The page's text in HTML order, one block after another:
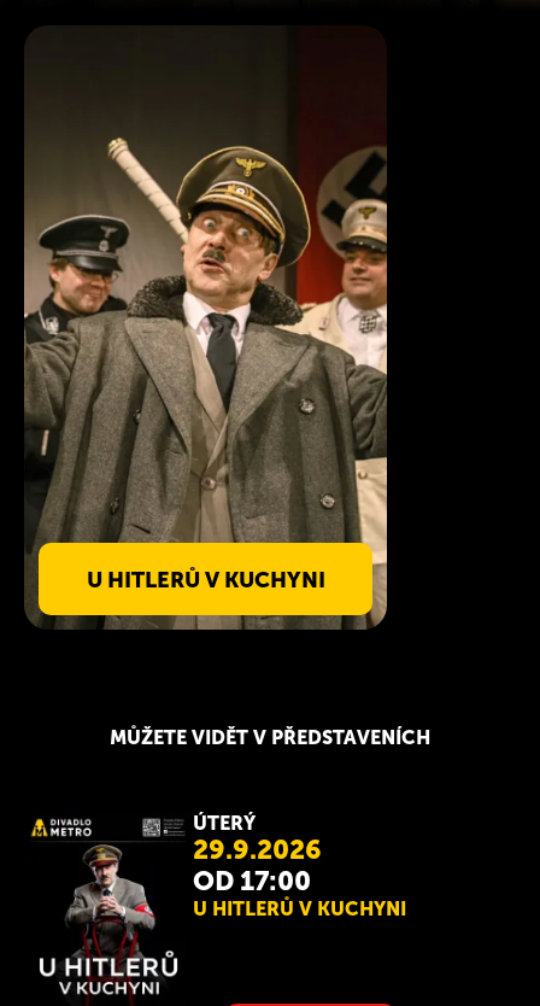
U HITLERŮ V KUCHYNI
MŮŽETE VIDĚT V PŘEDSTAVENÍCH
ÚTERÝ
29.9.2026
OD 17:00
U HITLERŮ V KUCHYNI